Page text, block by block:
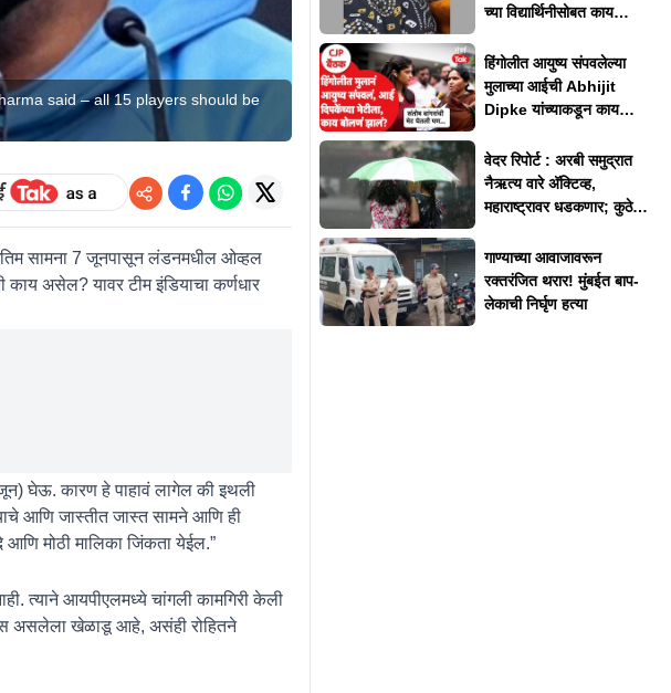
said – all 15 players should be
सामना 7 जूनपासून लंडनमधील ओव्हल
काय असेल? यावर टीम इंडियाचा कर्णधार
जून) घेऊ. कारण हे पाहावं लागेल की इथली
आणि जास्तीत जास्त सामने आणि ही
मोठी मालिका जिंकता येईल.”
त्याने आयपीएलमध्ये चांगली कामगिरी केली
असलेला खेळाडू आहे, असंही रोहितने
च्या विद्यार्थिनीसोबत काय
हिंगोलीत आयुष्य संपवलेल्या
मुलाच्या आईची Abhijit
Dipke यांच्याकडून काय
वेदर रिपोर्ट : अरबी समुद्रात
नैऋत्य वारे अ‍ॅक्टिव्ह,
महाराष्ट्रावर धडकणार; कुठे
गाण्याच्या आवाजावरून
रक्तरंजित थरार! मुंबईत बाप-
लेकाची निर्घृण हत्या